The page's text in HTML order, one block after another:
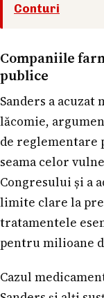
Conturi
Companiile
publice
Sanders a
lăcomie,
de reglementare
seama celor
Congresului și a
limite clare la
tratamentele
pentru milioane
Cazul